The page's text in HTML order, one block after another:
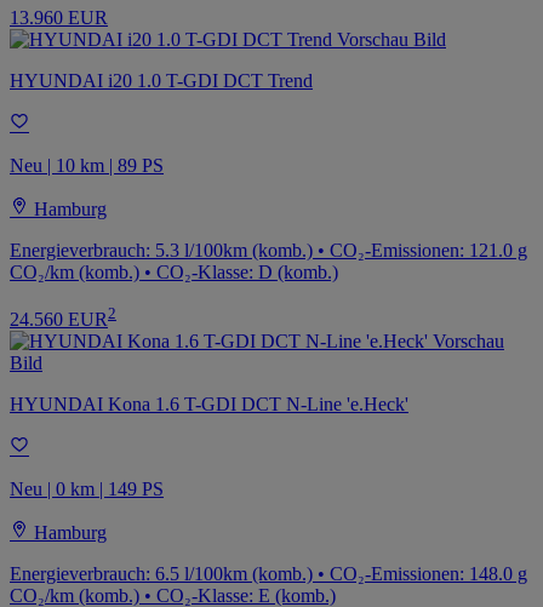
13.960 EUR
HYUNDAI i20 1.0 T-GDI DCT Trend
Neu | 10 km | 89 PS
Hamburg
Energieverbrauch: 5.3 l/100km (komb.) • CO₂-Emissionen: 121.0 g
CO₂/km (komb.) • CO₂-Klasse: D (komb.)
24.560 EUR 2
HYUNDAI Kona 1.6 T-GDI DCT N-Line 'e.Heck'
Neu | 0 km | 149 PS
Hamburg
Energieverbrauch: 6.5 l/100km (komb.) • CO₂-Emissionen: 148.0 g
CO₂/km (komb.) • CO₂-Klasse: E (komb.)